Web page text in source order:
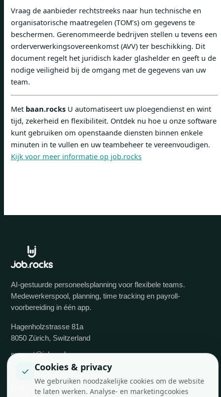
Vraag de aanbieder rechtstreeks naar hun technische en
organisatorische maatregelen (TOM’s) om gegevens te
beschermen. Gerenommeerde bedrijven stellen u tevens een
orderverwerkingsovereenkomst (AVV) ter beschikking. Dit
document regelt het juridisch kader glashelder en geeft u de
nodige veiligheid bij de omgang met de gegevens van uw
team.
Met baan.rocks U automatiseert uw ploegendienst en wint
tijd, zekerheid en flexibiliteit. Ontdek nu hoe u onze software
kunt gebruiken om openstaande diensten binnen enkele
minuten in te vullen en uw teambeheer te vereenvoudigen.
Kijk voor meer informatie op job.rocks
AI-gestuurde personeelsplanning voor flexibele teams.
Medewerkerspool, planning, time tracking en payroll-
voorbereiding in één app.
Hagenholzstrasse 81a
8050 Zürich, Switzerland
support@job.rocks
Product
✓ Cookies & privacy
We gebruiken noodzakelijke cookies om de website
te laten werken. Analyse- en marketingcookies